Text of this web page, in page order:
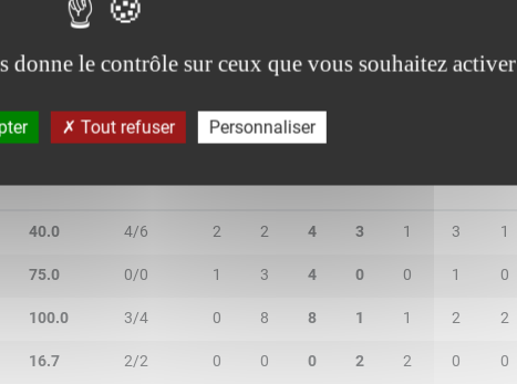
1/1
40.0 4/6 2 2 4 3 1 3 1
75.0 0/0 1 3 4 0 0 1 0
100.0 3/4 0 8 8 1 1 2 2
16.7 2/2 0 0 0 2 2 0 0
donne le contrôle sur ceux que vous souhaitez activer
Tout refuser Personnaliser